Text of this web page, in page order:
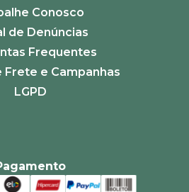
Conosco
de Denúncias
Frequentes
Frete e Campanhas
LGPD